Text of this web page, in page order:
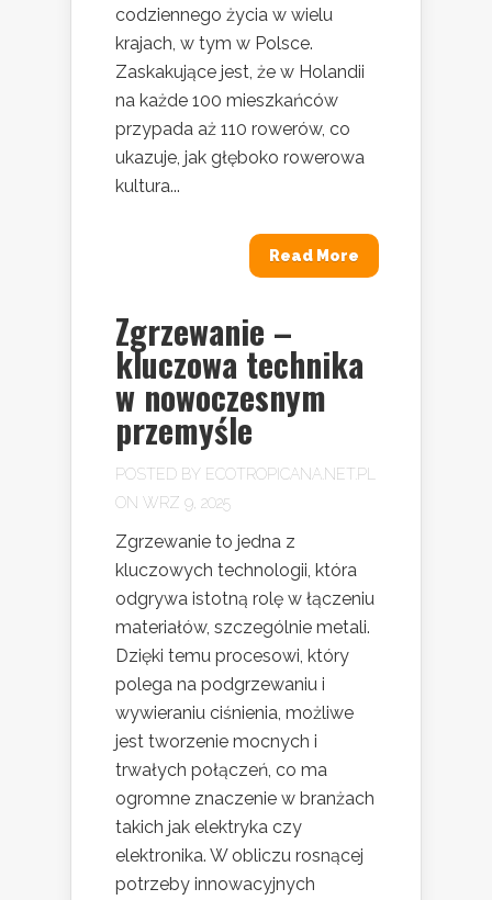
codziennego życia w wielu
krajach, w tym w Polsce.
Zaskakujące jest, że w Holandii
na każde 100 mieszkańców
przypada aż 110 rowerów, co
ukazuje, jak głęboko rowerowa
kultura...
Read More
Zgrzewanie –
kluczowa technika
w nowoczesnym
przemyśle
POSTED BY ECOTROPICANA.NET.PL
ON WRZ 9, 2025
Zgrzewanie to jedna z
kluczowych technologii, która
odgrywa istotną rolę w łączeniu
materiałów, szczególnie metali.
Dzięki temu procesowi, który
polega na podgrzewaniu i
wywieraniu ciśnienia, możliwe
jest tworzenie mocnych i
trwałych połączeń, co ma
ogromne znaczenie w branżach
takich jak elektryka czy
elektronika. W obliczu rosnącej
potrzeby innowacyjnych